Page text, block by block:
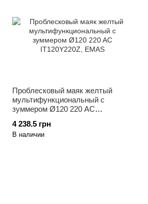
Проблесковый маяк желтый
мультифункциональный с
зуммером Ø120 220 AC
4 238.5 грн
В наличии